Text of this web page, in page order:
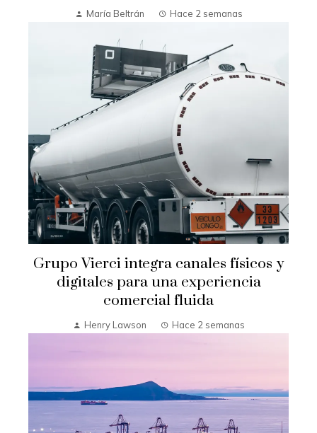
María Beltrán Hace 2 semanas
Grupo Vierci integra canales físicos y
digitales para una experiencia
comercial fluida
Henry Lawson Hace 2 semanas